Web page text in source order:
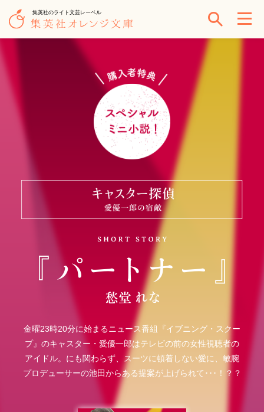
集英社のライト文芸レーベル
金曜23時20分に始まるニュース番組『イブニング・スクー
プ』のキャスター・愛優一郎はテレビの前の女性視聴者の
アイドル。にも関わらず、スーツに頓着しない愛に、敏腕
プロデューサーの池田からある提案が上げられて･･･！？？